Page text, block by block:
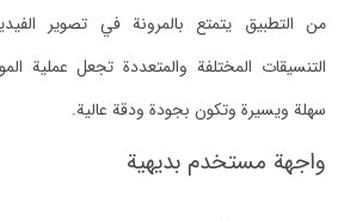
من التطبيق يتمتع بالمرونة في تصوير
التنسيقات المختلفة والمتعددة تجعل عملية
سهلة ويسيرة وتكون بجودة ودقة عالية.
واجهة مستخدم بديهية